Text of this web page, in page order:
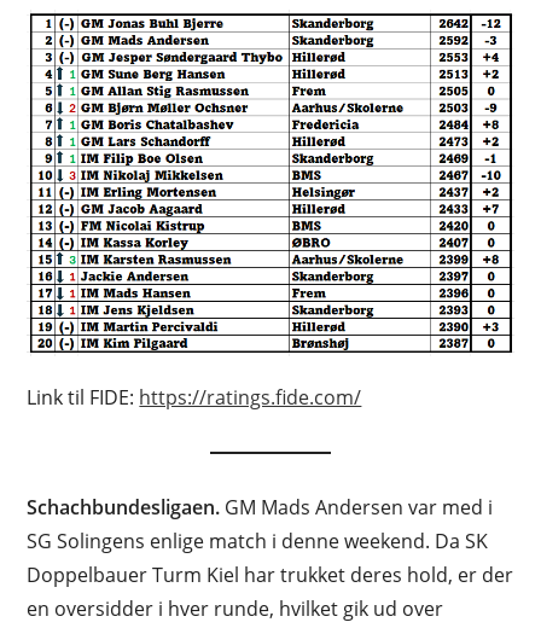
Link til FIDE: https://ratings.fide.com/
Schachbundesligaen. GM Mads Andersen var med i
SG Solingens enlige match i denne weekend. Da SK
Doppelbauer Turm Kiel har trukket deres hold, er der
en oversidder i hver runde, hvilket gik ud over